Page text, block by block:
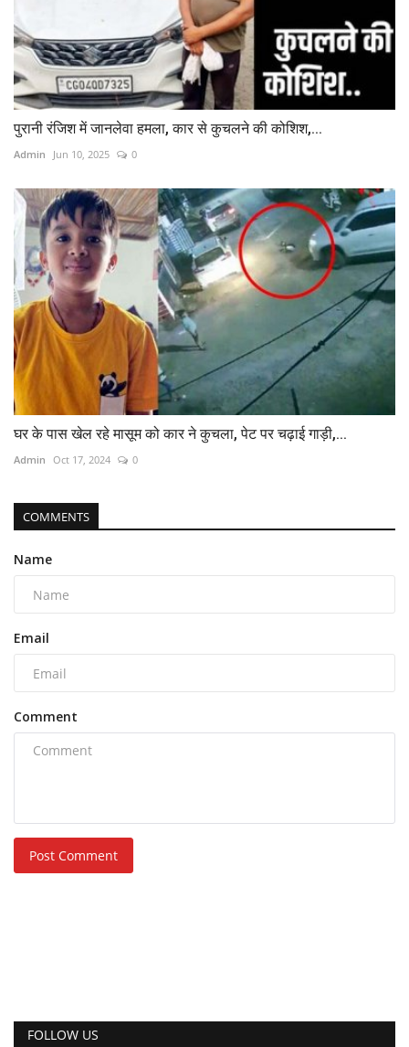
पुरानी रंजिश में जानलेवा हमला, कार से कुचलने की कोशिश,...
Admin Jun 10, 2025 0
घर के पास खेल रहे मासूम को कार ने कुचला, पेट पर चढ़ाई गाड़ी,...
Admin Oct 17, 2024 0
COMMENTS
Name
Email
Comment
Post Comment
FOLLOW US